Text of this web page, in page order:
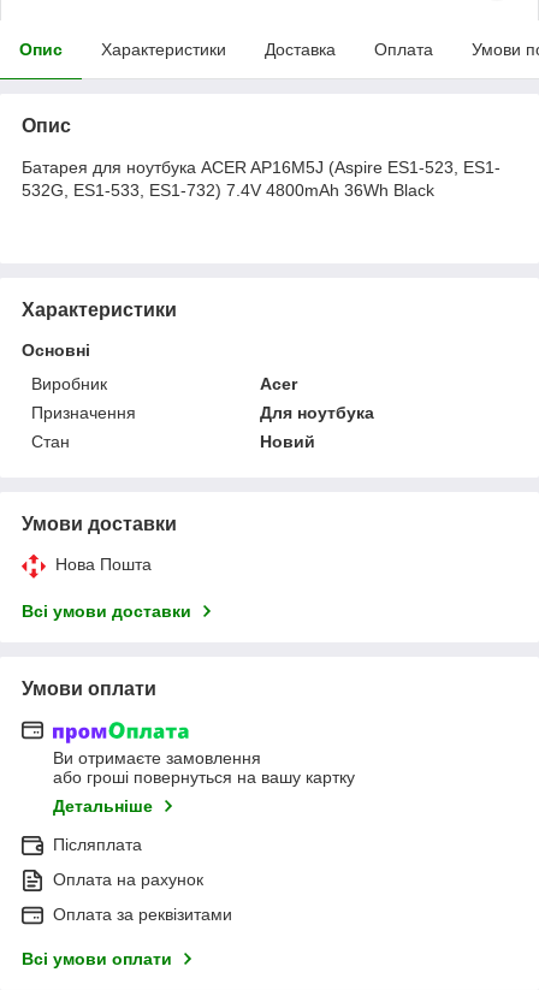
Опис Характеристики Доставка Оплата Умови
Опис
Батарея для ноутбука ACER AP16M5J (Aspire ES1-523, ES1-
532G, ES1-533, ES1-732) 7.4V 4800mAh 36Wh Black
Характеристики
Основні
Виробник
Acer
Призначення
Для ноутбука
Стан
Новий
Умови доставки
Нова Пошта
Всі умови доставки
Умови оплати
Ви отримаєте замовлення
або гроші повернуться на вашу картку
Детальніше
Післяплата
Оплата на рахунок
Оплата за реквізитами
Всі умови оплати